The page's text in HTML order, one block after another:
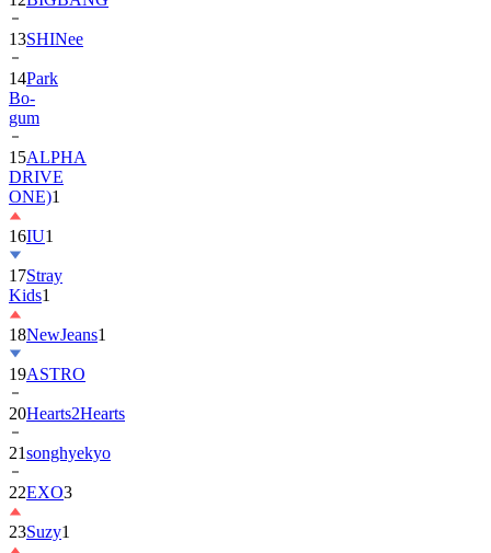
13SHINee
14Park
Bo-
gum
15ALPHA
DRIVE
ONE)1
16IU1
17Stray
Kids1
18NewJeans1
19ASTRO
20Hearts2Hearts
21songhyekyo
22EXO3
23Suzy1